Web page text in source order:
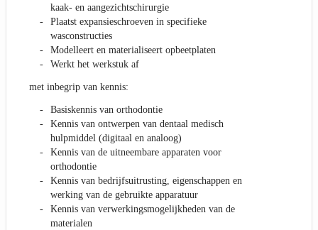
kaak- en aangezichtschirurgie
Plaatst expansieschroeven in specifieke
wasconstructies
Modelleert en materialiseert opbeetplaten
Werkt het werkstuk af
met inbegrip van kennis:
Basiskennis van orthodontie
Kennis van ontwerpen van dentaal medisch
hulpmiddel (digitaal en analoog)
Kennis van de uitneembare apparaten voor
orthodontie
Kennis van bedrijfsuitrusting, eigenschappen en
werking van de gebruikte apparatuur
Kennis van verwerkingsmogelijkheden van de
materialen